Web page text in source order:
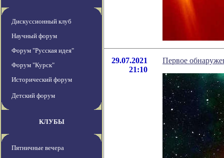
Дискуссионный клуб
Научный форум
Форум "Русская идея"
Форум "Курск"
Исторический форум
Детский форум
КЛУБЫ
Пятничные вечера
29.07.2021
21:10
Первое